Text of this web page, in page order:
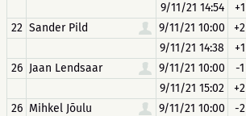
9/11/21 14:54
+1
22 Sander Pild 9/11/21 10:00 +2
9/11/21 14:38
+1
26 Jaan Lendsaar 9/11/21 10:00 -1
9/11/21 15:02
+2
26 Mihkel Jõulu 9/11/21 10:00 -2